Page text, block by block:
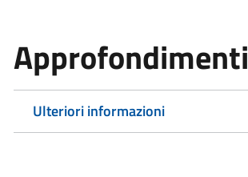
Approfondimenti
Ulteriori informazioni